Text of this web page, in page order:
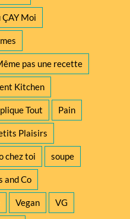
ÇAY Moi
pas une recette
Kitchen
Tout Pain
Plaisirs
chez toi soupe
and Co
Vegan VG